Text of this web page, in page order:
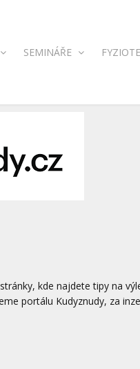
SEMINÁŘE
kde najdete tipy na
portálu Kudyznudy, za